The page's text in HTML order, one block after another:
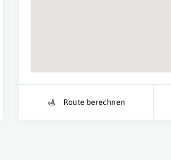
Route berechnen